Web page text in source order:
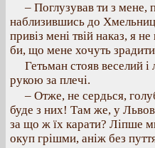
– Поглузував ти з мене,
наблизившись до
привіз мені твій наказ, я
би, що мене хочуть
Гетьман стояв веселий
рукою за плечі.
– Отже, не сердься,
буде з них! Там же, у
за що ж їх карати? Ліпше
окуп грішми, аніж без